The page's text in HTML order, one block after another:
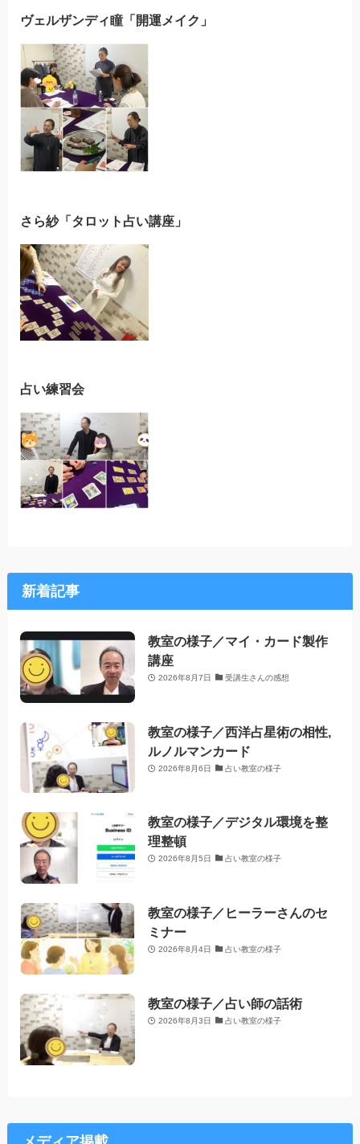
ヴェルザンディ瞳「開運メイク」
さら紗「タロット占い講座」
占い練習会
新着記事
教室の様子／マイ・カード製作
講座
2026年8月7日 受講生さんの感想
教室の様子／西洋占星術の相性,
ルノルマンカード
2026年8月6日 占い教室の様子
教室の様子／デジタル環境を整
理整頓
2026年8月5日 占い教室の様子
教室の様子／ヒーラーさんのセ
ミナー
2026年8月4日 占い教室の様子
教室の様子／占い師の話術
2026年8月3日 占い教室の様子